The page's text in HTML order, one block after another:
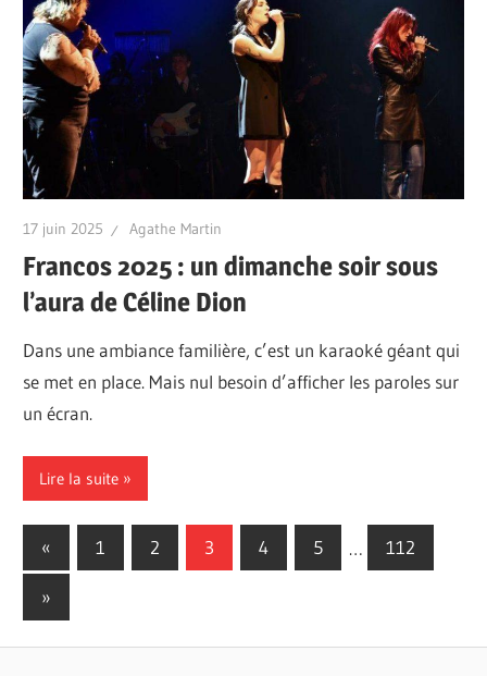
17 juin 2025 Agathe Martin
Francos 2025 : un dimanche soir sous
l’aura de Céline Dion
Dans une ambiance familière, c’est un karaoké géant qui
se met en place. Mais nul besoin d’afficher les paroles sur
un écran.
Lire la suite
Pagination
des
publications
« Previous
Posts
1 2 3 4 5 … 112
Next
Posts
»